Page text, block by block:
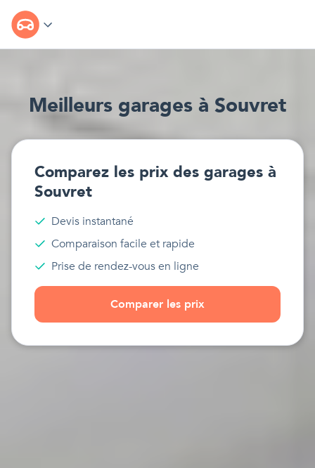
Meilleurs garages à Souvret
Comparez les prix des garages à
Souvret
Devis instantané
Comparaison facile et rapide
Prise de rendez-vous en ligne
Comparer les prix